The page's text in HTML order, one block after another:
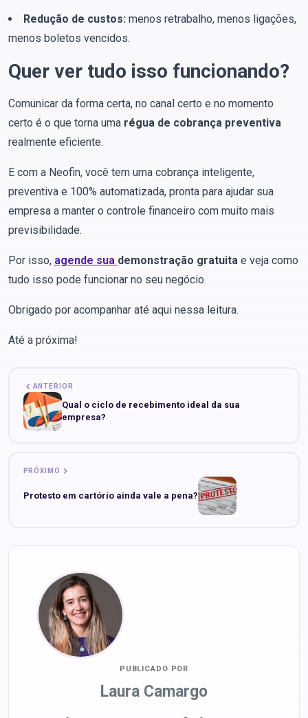
Redução de custos: menos retrabalho, menos ligações,
menos boletos vencidos.
Quer ver tudo isso funcionando?
Comunicar da forma certa, no canal certo e no momento
certo é o que torna uma régua de cobrança preventiva
realmente eficiente.
E com a Neofin, você tem uma cobrança inteligente,
preventiva e 100% automatizada, pronta para ajudar sua
empresa a manter o controle financeiro com muito mais
previsibilidade.
Por isso, agende sua demonstração gratuita e veja como
tudo isso pode funcionar no seu negócio.
Obrigado por acompanhar até aqui nessa leitura.
Até a próxima!
ANTERIOR
Qual o ciclo de recebimento ideal da sua
empresa?
PRÓXIMO
Protesto em cartório ainda vale a pena?
PUBLICADO POR
Laura Camargo